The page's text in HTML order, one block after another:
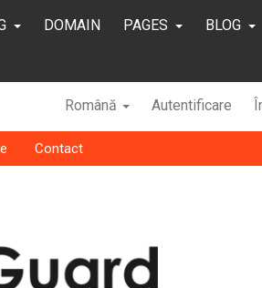
DOMAIN PAGES BLOG
Română Autentificare
Contact